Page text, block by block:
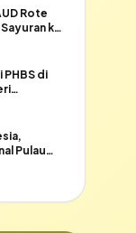
Rote
ke
PHBS di
Pulau